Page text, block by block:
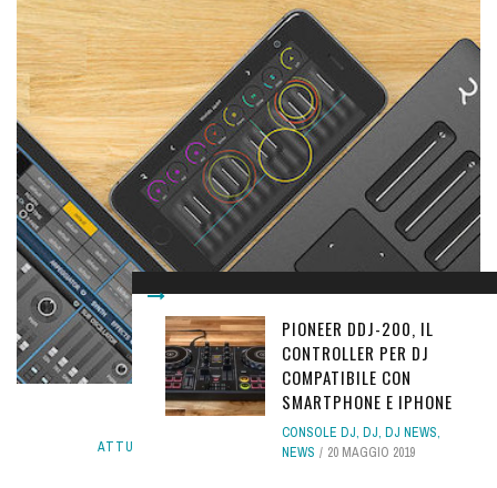
ROLI ACQUISISCE FXPANSION
ATTUALITÀ NEWS 8 SETTEMBRE 2016
PIONEER DDJ-200, IL
CONTROLLER PER DJ
COMPATIBILE CON
SMARTPHONE E IPHONE
CONSOLE DJ, DJ, DJ NEWS,
NEWS
20 MAGGIO 2019